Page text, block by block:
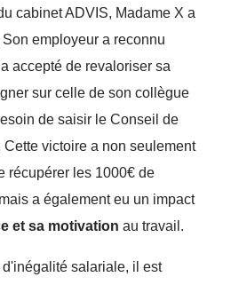
cabinet ADVIS, Madame X a
employeur a reconnu
accepté de revaloriser sa
sur celle de son collègue
de saisir le Conseil de
Cette victoire a non seulement
récupérer les 1000€ de
a également eu un impact
et sa motivation au travail.
salariale, il est